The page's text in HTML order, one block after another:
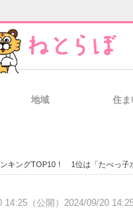
地域 住ま
「たべっ子水族館アソート 25g×40袋」【2024年9
14:25（公開） 2024/09/20